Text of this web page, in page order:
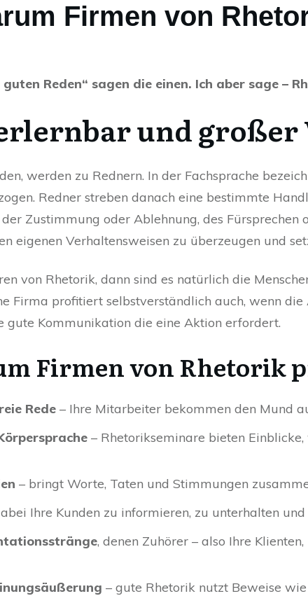
Firmen von
Reden“ sagen die einen. Ich aber sage –
und großer
werden zu Rednern. In der Fachsprache
Redner streben danach eine bestimmte
Zustimmung oder Ablehnung, des
eigenen Verhaltensweisen zu überzeugen und
von Rhetorik, dann sind es natürlich die
Firma profitiert selbstverständlich auch, wenn
gute Kommunikation die eine Aktion erfordert.
Firmen von Rhetorik
Rede – Ihre Mitarbeiter bekommen den Mund
– Rhetorikseminare bieten
– bringt Worte, Taten und Stimmungen
Ihre Kunden zu informieren, zu unterhalten
, denen Zuhörer – also Ihre
– gute Rhetorik nutzt Beweise